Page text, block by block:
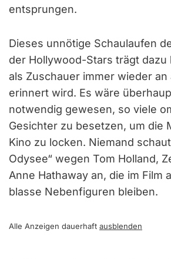
entsprungen.
Dieses unnötige Schaulaufen
der Hollywood-Stars trägt dazu
als Zuschauer immer wieder an
erinnert wird. Es wäre
notwendig gewesen, so viele
Gesichter zu besetzen, um die
Kino zu locken. Niemand
Odysee“ wegen Tom Holland,
Anne Hathaway an, die im Film
blasse Nebenfiguren bleiben.
Alle Anzeigen dauerhaft ausblenden